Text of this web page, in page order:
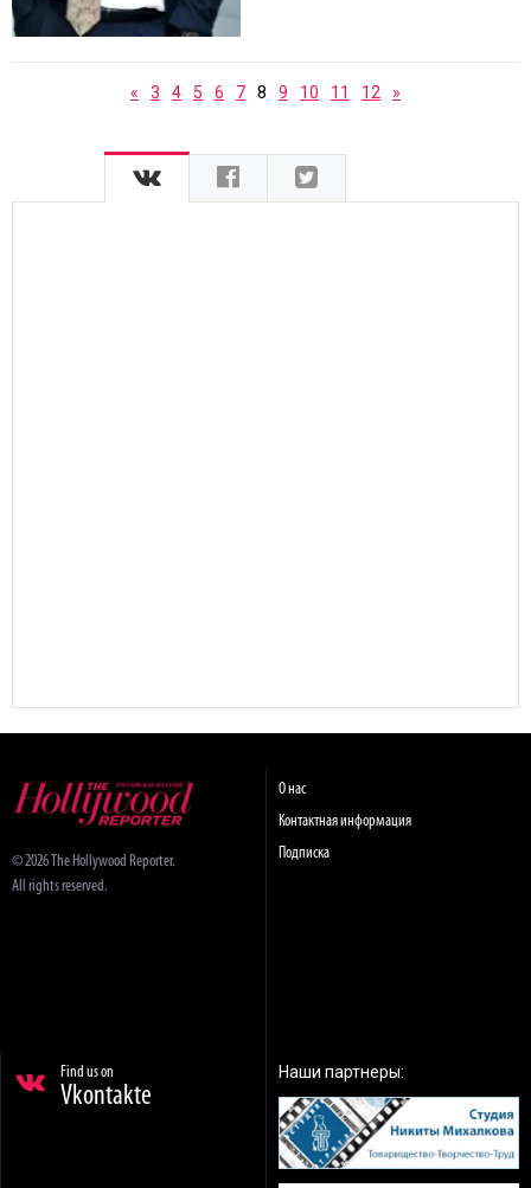
« 3 4 5 6 7 8 9 10 11 12 »
© 2026 The Hollywood Reporter.
All rights reserved.
О нас
Контактная информация
Подписка
Find us on
Vkontakte
Наши партнеры: